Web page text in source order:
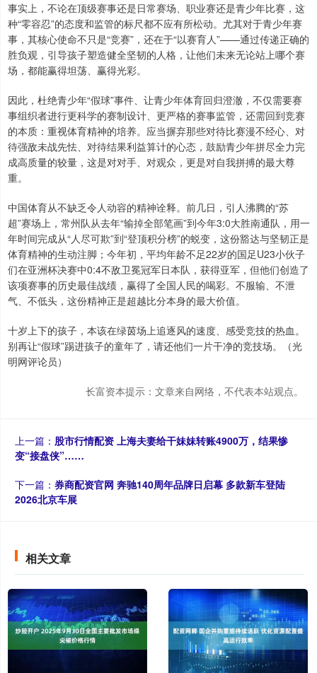
事实上，不论在顶级赛事还是日常赛场、职业赛还是青少年比赛，这
种“零容忍”的态度和监管的标尺都不应有所松动。尤其对于青少年赛
事，其核心使命不只是“竞赛”，还在于“以赛育人”——通过传递正确的
胜负观，引导孩子塑造健全坚韧的人格，让他们未来无论站上哪个赛
场，都能赢得坦荡、赢得光彩。
因此，杜绝青少年“假球”事件、让青少年体育回归澄澈，不仅需要赛
事组织者进行更科学的赛制设计、更严格的赛事监管，还需回到竞赛
的本质：重视体育精神的培养。应当摒弃那些对待比赛漫不经心、对
待强敌未战先怯、对待结果利益算计的心态，鼓励青少年拼尽全力完
成高质量的较量，这是对对手、对观众，更是对自我拼搏的最大尊
重。
中国体育从不缺乏令人动容的精神诠释。前几日，引人沸腾的“苏
超”赛场上，常州队从去年“输掉全部笔画”到今年3:0大胜南通队，用一
年时间完成从“人尽可欺”到“登顶积分榜”的蜕变，这份豁达与坚韧正是
体育精神的生动注脚；今年初，平均年龄不足22岁的国足U23小伙子
们在亚洲杯决赛中0:4不敌卫冕冠军日本队，获得亚军，但他们创造了
该项赛事的历史最佳战绩，赢得了全国人民的喝彩。不服输、不泄
气、不低头，这份精神正是超越比分本身的最大价值。
十岁上下的孩子，本该在绿茵场上追逐风的速度、感受竞技的热血。
别再让“假球”踢进孩子的童年了，请还他们一片干净的竞技场。（光
明网评论员）
长富资本提示：文章来自网络，不代表本站观点。
上一篇： 股市行情配资 上海夫妻给干妹妹转账4900万，结果惨
变“接盘侠”……
下一篇： 券商配资官网 奔驰140周年品牌日启幕 多款新车登陆
2026北京车展
相关文章